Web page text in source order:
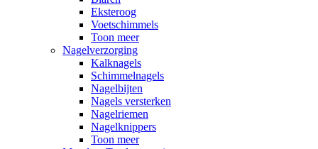
Eksteroog
Voetschimmels
Toon meer
Nagelverzorging
Kalknagels
Schimmelnagels
Nagelbijten
Nagels versterken
Nagelriemen
Nagelknippers
Toon meer